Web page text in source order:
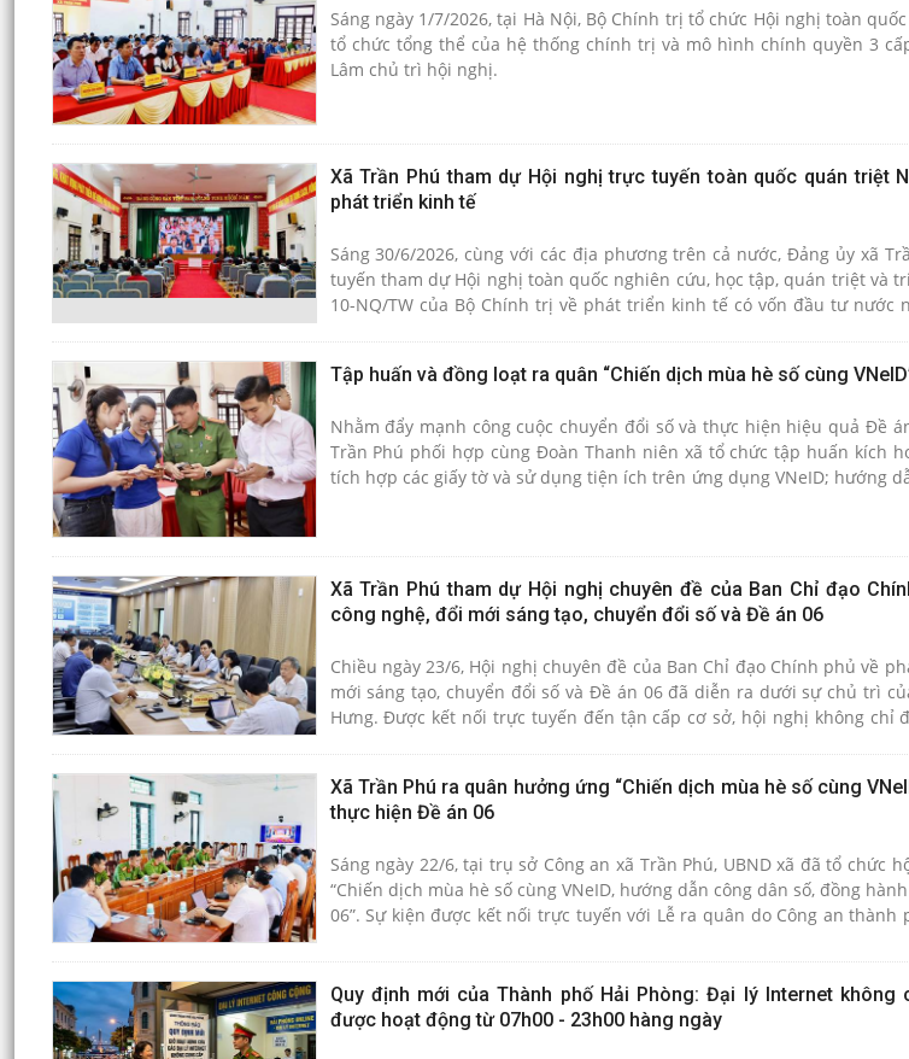
Sáng ngày 1/7/2026, tại Hà Nội, Bộ Chính trị tổ chức Hội nghị toàn
tổ chức tổng thể của hệ thống chính trị và mô hình chính quyền 3
Lâm chủ trì hội nghị.
Xã Trần Phú tham dự Hội nghị trực tuyến toàn quốc quán triệt
phát triển kinh tế
Sáng 30/6/2026, cùng với các địa phương trên cả nước, Đảng ủy xã
tuyến tham dự Hội nghị toàn quốc nghiên cứu, học tập, quán triệt và
10-NQ/TW của Bộ Chính trị về phát triển kinh tế có vốn đầu tư nước
Tập huấn và đồng loạt ra quân “Chiến dịch mùa hè số cùng
Nhằm đẩy mạnh công cuộc chuyển đổi số và thực hiện hiệu quả Đề
Trần Phú phối hợp cùng Đoàn Thanh niên xã tổ chức tập huấn kích
tích hợp các giấy tờ và sử dụng tiện ích trên ứng dụng VNeID; hướng
Xã Trần Phú tham dự Hội nghị chuyên đề của Ban Chỉ đạo
công nghệ, đổi mới sáng tạo, chuyển đổi số và Đề án 06
Chiều ngày 23/6, Hội nghị chuyên đề của Ban Chỉ đạo Chính phủ về
mới sáng tạo, chuyển đổi số và Đề án 06 đã diễn ra dưới sự chủ trì
Hưng. Được kết nối trực tuyến đến tận cấp cơ sở, hội nghị không chỉ
Xã Trần Phú ra quân hưởng ứng “Chiến dịch mùa hè số cùng
thực hiện Đề án 06
Sáng ngày 22/6, tại trụ sở Công an xã Trần Phú, UBND xã đã tổ chức
“Chiến dịch mùa hè số cùng VNeID, hướng dẫn công dân số, đồng
06”. Sự kiện được kết nối trực tuyến với Lễ ra quân do Công an thành
Quy định mới của Thành phố Hải Phòng: Đại lý Internet
được hoạt động từ 07h00 - 23h00 hàng ngày